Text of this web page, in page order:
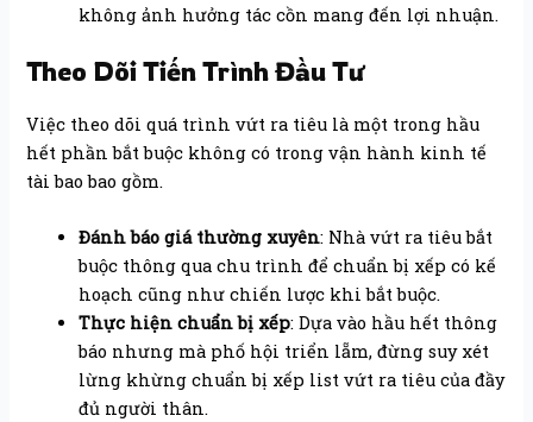
không ảnh hưởng tác cồn mang đến lợi nhuận.
Theo Dõi Tiến Trình Đầu Tư
Việc theo dõi quá trình vứt ra tiêu là một trong hầu
hết phần bắt buộc không có trong vận hành kinh tế
tài bao bao gồm.
Đánh báo giá thường xuyên: Nhà vứt ra tiêu bắt
buộc thông qua chu trình để chuẩn bị xếp có kế
hoạch cũng như chiến lược khi bắt buộc.
Thực hiện chuẩn bị xếp: Dựa vào hầu hết thông
báo nhưng mà phố hội triển lẵm, đừng suy xét
lừng khừng chuẩn bị xếp list vứt ra tiêu của đầy
đủ người thân.